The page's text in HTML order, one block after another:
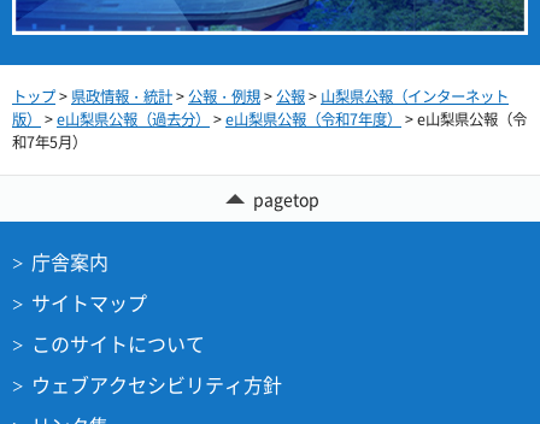
トップ> 県政情報・統計>公報・例規>公報> 山梨県公報（インターネット
版）
>e山梨県公報（過去分） >e山梨県公報（令和7年度）
> e山梨県公報（令
和7年5月）
pagetop
庁舎案内
サイトマップ
このサイトについて
ウェブアクセシビリティ方針